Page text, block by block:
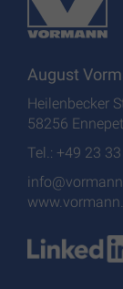
August
Heilenbecker
58256
Tel.: +49 23